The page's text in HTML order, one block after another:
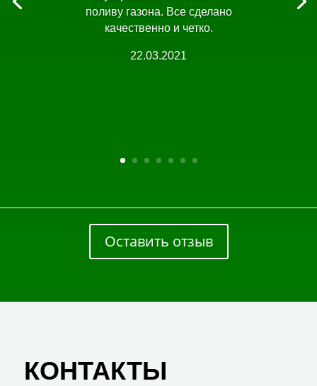
поливу газона. Все сделано
качественно и четко.
22.03.2021
Оставить отзыв
КОНТАКТЫ